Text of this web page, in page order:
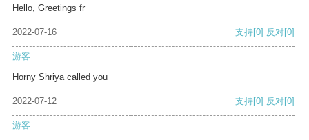
Hello, Greetings fr
2022-07-16 支持[0] 反对[0]
游客
Horny Shriya called you
2022-07-12 支持[0] 反对[0]
游客